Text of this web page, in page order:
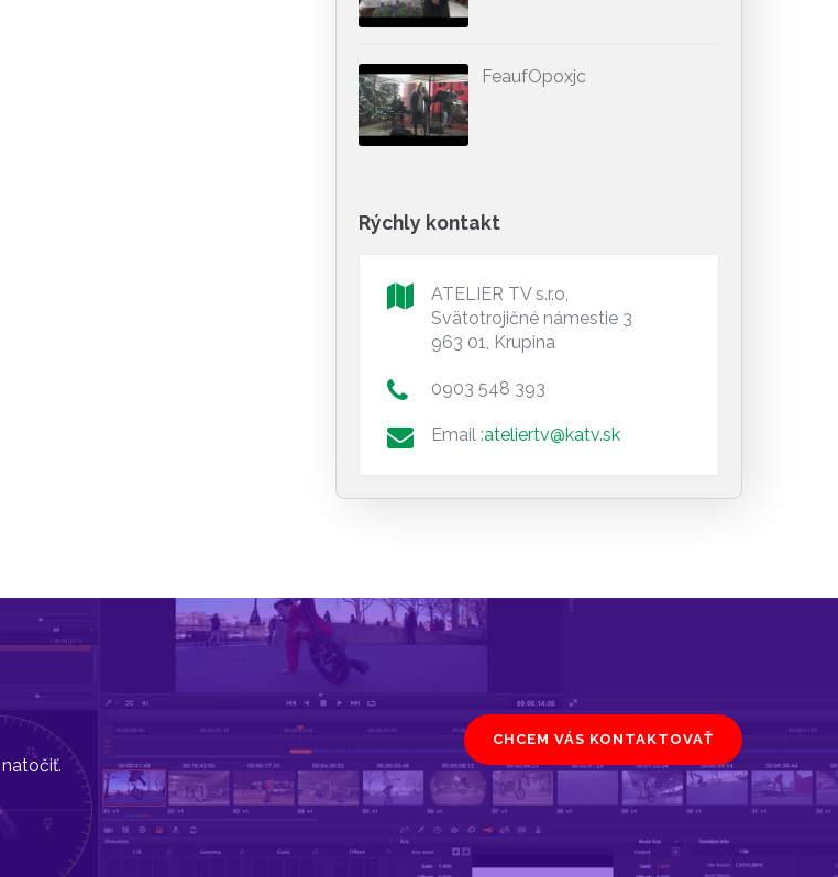
FeaufOpoxjc
Rýchly kontakt
ATELIER TV s.r.o,
Svätotrojičné námestie 3
963 01, Krupina
0903 548 393
Email :ateliertv@katv.sk
CHCEM VÁS KONTAKTOVAŤ